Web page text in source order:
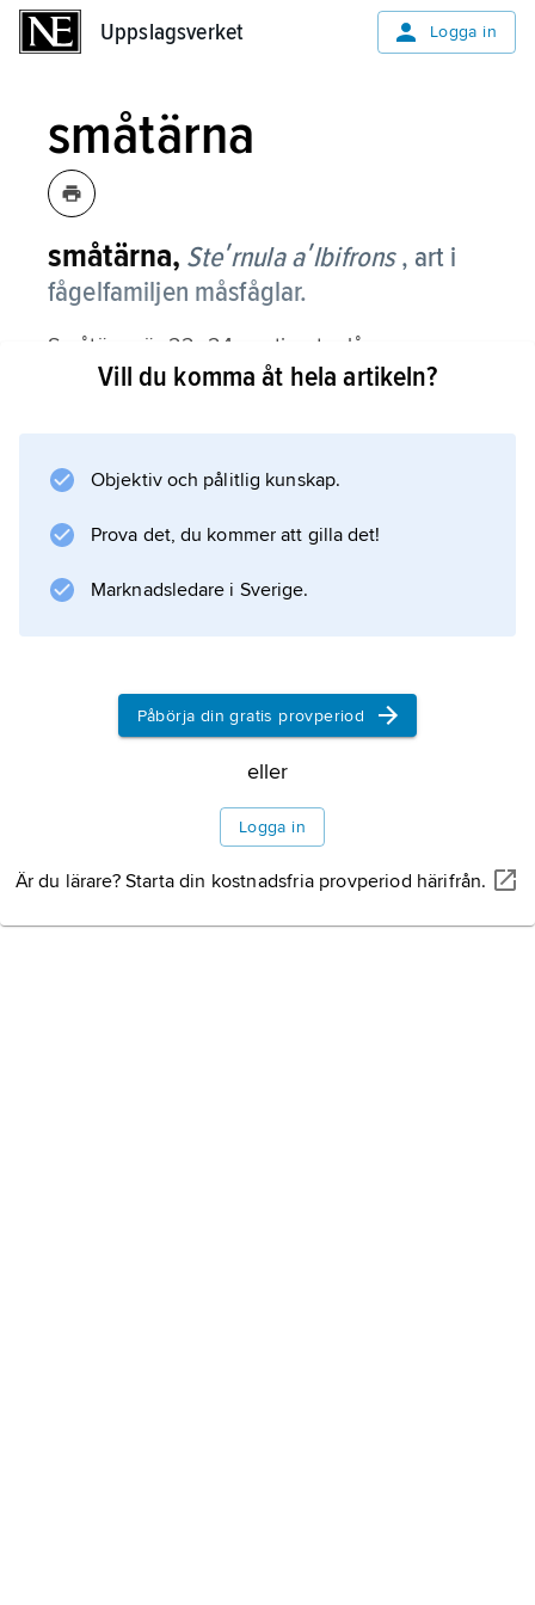
Uppslagsverket Logga in
småtärna
småtärna, Steʹrnula aʹlbifrons , art i
fågelfamiljen måsfåglar.
Småtärna är 22–24 centimeter lång
och därmed minst av Europas tärnor. Den är
Vill du komma åt hela artikeln?
Objektiv och pålitlig kunskap.
Prova det, du kommer att gilla det!
Marknadsledare i Sverige.
Påbörja din gratis provperiod
eller
Logga in
Är du lärare? Starta din kostnadsfria provperiod härifrån.